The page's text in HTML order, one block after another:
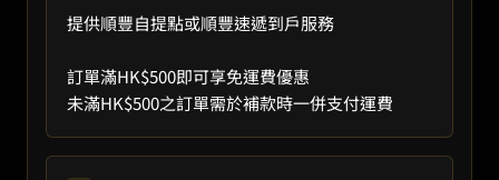
提供順豐自提點或順豐速遞到戶服務
訂單滿HK$500即可享免運費優惠
未滿HK$500之訂單需於補款時一併支付運費